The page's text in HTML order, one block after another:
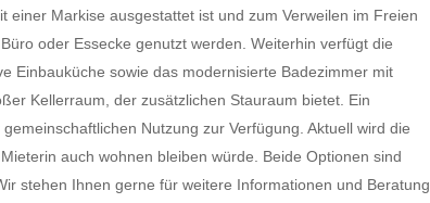
Markise ausgestattet ist und zum Verweilen im Freien
oder Essecke genutzt werden. Weiterhin verfügt die
Einbauküche sowie das modernisierte Badezimmer mit
Kellerraum, der zusätzlichen Stauraum bietet. Ein
Nutzung zur Verfügung. Aktuell wird die
auch wohnen bleiben würde. Beide Optionen sind
stehen Ihnen gerne für weitere Informationen und Beratung